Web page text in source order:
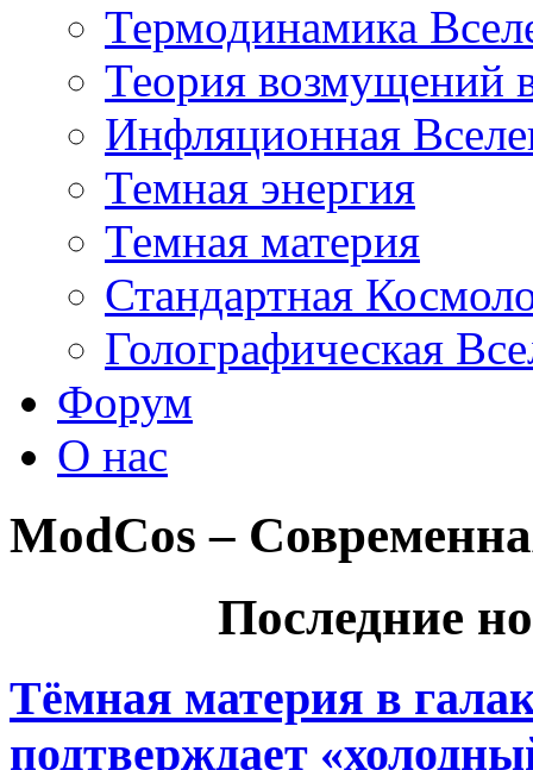
Термодинамика
Теория возмущений
Инфляционная
Темная энергия
Темная материя
Стандартная
Голографическая
Форум
О нас
ModCos –
Последние
Тёмная материя в
подтверждает